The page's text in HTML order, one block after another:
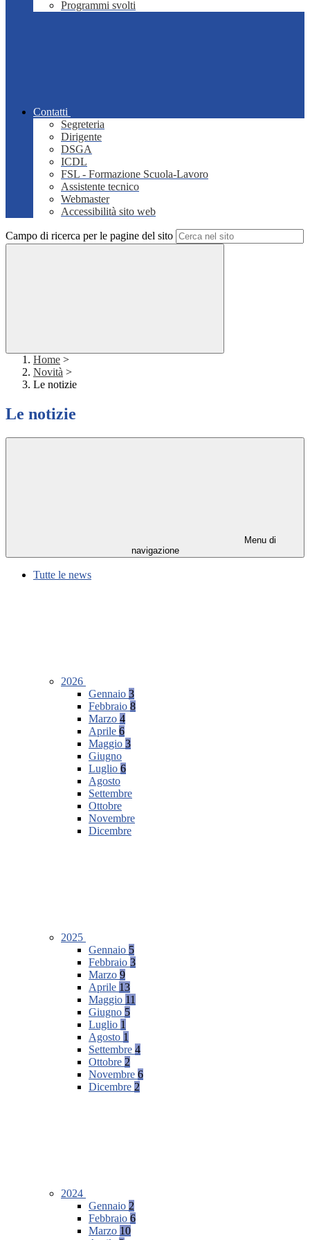
Programmi svolti
Contatti
Segreteria
Dirigente
DSGA
ICDL
FSL - Formazione Scuola-Lavoro
Assistente tecnico
Webmaster
Accessibilità sito web
Campo di ricerca per le pagine del sito
Home >
Novità >
Le notizie
Le notizie
Menu di
navigazione
Tutte le news
2026
Gennaio 3
Febbraio 8
Marzo 4
Aprile 6
Maggio 3
Giugno
Luglio 6
Agosto
Settembre
Ottobre
Novembre
Dicembre
2025
Gennaio 5
Febbraio 3
Marzo 9
Aprile 13
Maggio 11
Giugno 5
Luglio 1
Agosto 1
Settembre 4
Ottobre 2
Novembre 6
Dicembre 2
2024
Gennaio 2
Febbraio 6
Marzo 10